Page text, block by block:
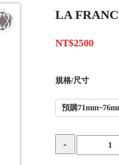
LA
NT$2500
規格/尺寸
預購